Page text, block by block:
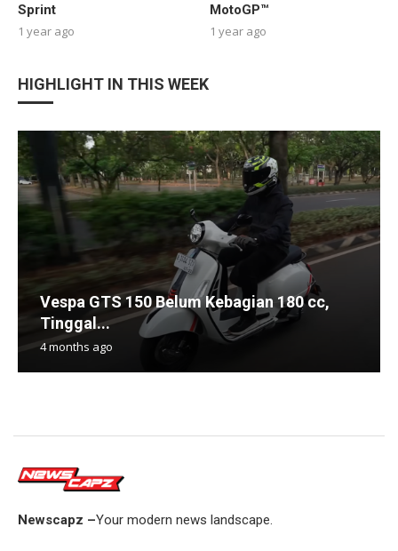
Sprint
1 year ago
MotoGP™
1 year ago
HIGHLIGHT IN THIS WEEK
Vespa GTS 150 Belum Kebagian 180 cc,
Tinggal...
4 months ago
Newscapz –Your modern news landscape.